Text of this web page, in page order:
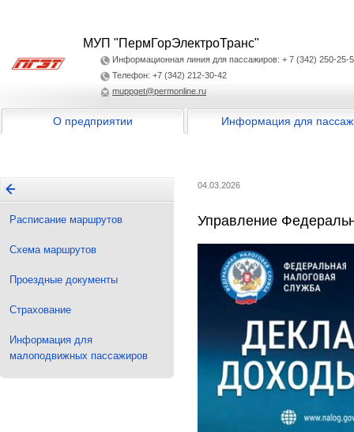
МУП "ПермГорЭлектроТранс"
Информационная линия для пассажиров: + 7 (342) 250-25-
Телефон: +7 (342) 212-30-42
muppget@permonline.ru
О предприятии Информация для
Расписание маршрутов
Схема маршрутов
Проездные документы
Страхование
Информация для
малоподвижных пассажиров
04.03.2026
Управление